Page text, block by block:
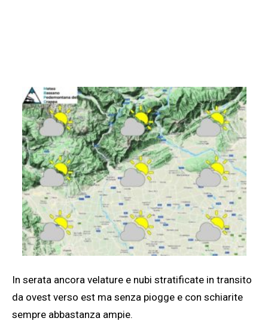
In serata ancora velature e nubi stratificate in transito
da ovest verso est ma senza piogge e con schiarite
sempre abbastanza ampie.